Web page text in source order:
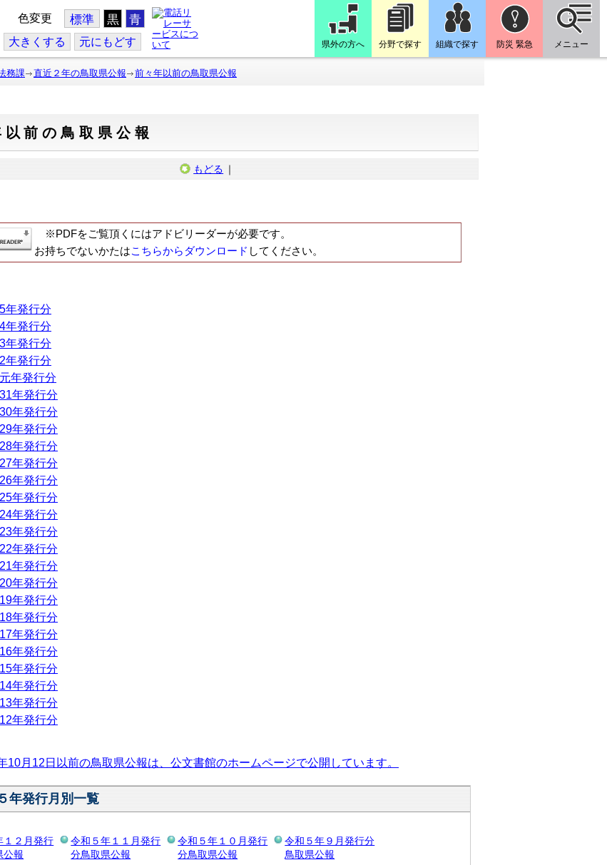
色変更 標準 黒 青
大きくする 元にもどす 県外の方へ 分野で探す 組織で探す 防災 緊急 メニュー
務課 直近２年の鳥取県公報 前々年以前の鳥取県公報
以前の鳥取県公報
もどる ｜
※PDFをご覧頂くにはアドビリーダーが必要です。
お持ちでないかたはこちらからダウンロード してください。
年発行分
年発行分
年発行分
年発行分
年発行分
年発行分
年発行分
年発行分
年発行分
年発行分
年発行分
年発行分
年発行分
年発行分
年発行分
年発行分
年発行分
年発行分
年発行分
年発行分
年発行分
年発行分
年発行分
年発行分
年発行分
10月12日以前の鳥取県公報は、公文書館のホームページで公開しています。
年発行月別一覧
１２月発行
公報
令和５年１１月発行
分鳥取県公報
令和５年１０月発行
分鳥取県公報
令和５年９月発行分
鳥取県公報